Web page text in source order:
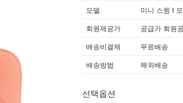
모델
미니 스윙 t
회원제공가
공급가 회원
배송비결제
무료배송
배송방법
해외배송
선택옵션